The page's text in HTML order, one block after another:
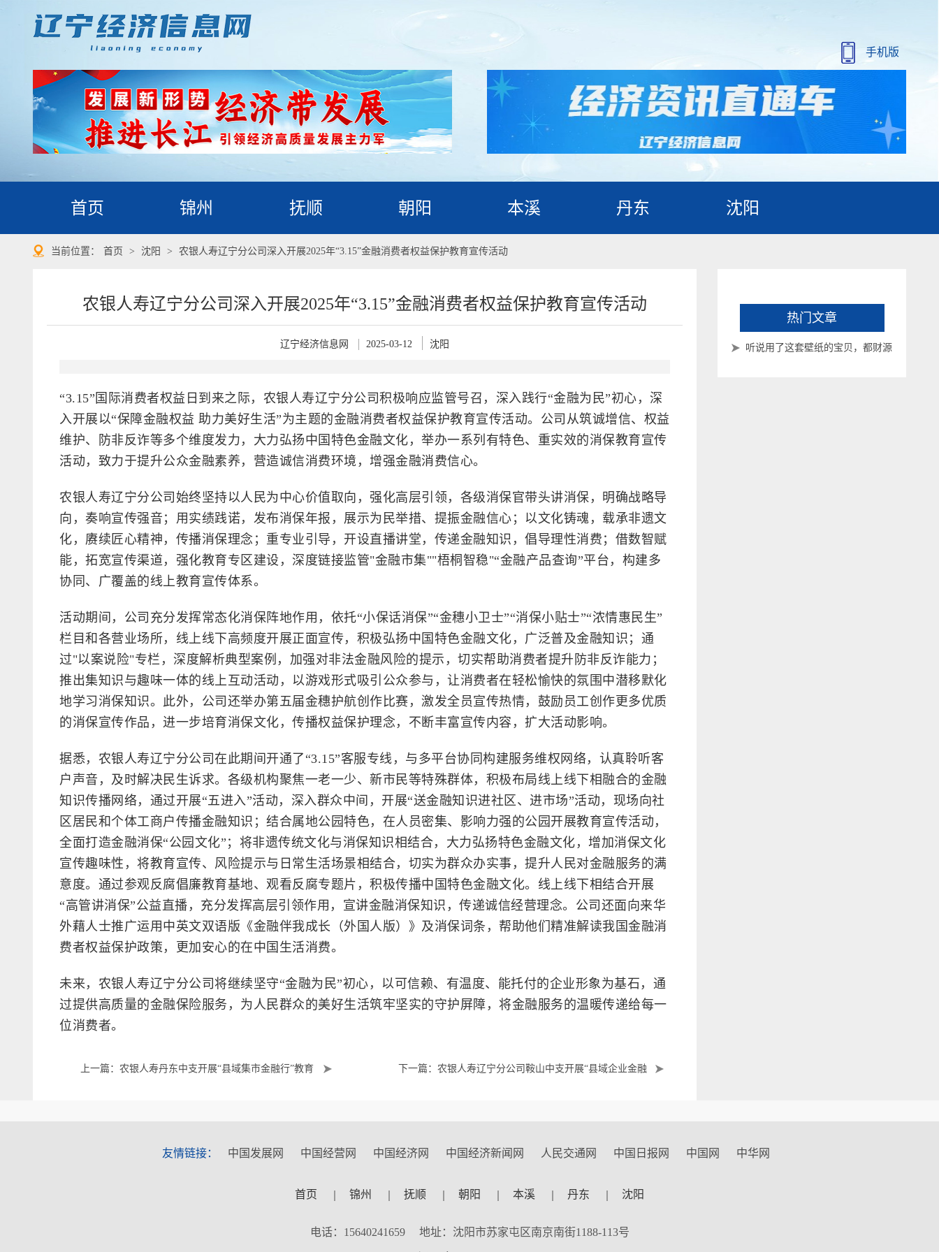
手机版
首页 锦州 抚顺 朝阳 本溪 丹东 沈阳
当前位置： 首页 > 沈阳 > 农银人寿辽宁分公司深入开展2025年“3.15”金融消费者权益保护教育宣传活动
农银人寿辽宁分公司深入开展2025年“3.15”金融消费者权益保护教育宣传活动
辽宁经济信息网 2025-03-12 沈阳
“3.15”国际消费者权益日到来之际，农银人寿辽宁分公司积极响应监管号召，深入践行“金融为民”初心，深
入开展以“保障金融权益 助力美好生活”为主题的金融消费者权益保护教育宣传活动。公司从筑诚增信、权益
维护、防非反诈等多个维度发力，大力弘扬中国特色金融文化，举办一系列有特色、重实效的消保教育宣传
活动，致力于提升公众金融素养，营造诚信消费环境，增强金融消费信心。
农银人寿辽宁分公司始终坚持以人民为中心价值取向，强化高层引领，各级消保官带头讲消保，明确战略导
向，奏响宣传强音；用实绩践诺，发布消保年报，展示为民举措、提振金融信心；以文化铸魂，载承非遗文
化，赓续匠心精神，传播消保理念；重专业引导，开设直播讲堂，传递金融知识，倡导理性消费；借数智赋
能，拓宽宣传渠道，强化教育专区建设，深度链接监管"金融市集""梧桐智稳"“金融产品查询”平台，构建多
协同、广覆盖的线上教育宣传体系。
活动期间，公司充分发挥常态化消保阵地作用，依托“小保话消保”“金穗小卫士”“消保小贴士”“浓情惠民生”
栏目和各营业场所，线上线下高频度开展正面宣传，积极弘扬中国特色金融文化，广泛普及金融知识；通
过"以案说险"专栏，深度解析典型案例，加强对非法金融风险的提示，切实帮助消费者提升防非反诈能力；
推出集知识与趣味一体的线上互动活动，以游戏形式吸引公众参与，让消费者在轻松愉快的氛围中潜移默化
地学习消保知识。此外，公司还举办第五届金穗护航创作比赛，激发全员宣传热情，鼓励员工创作更多优质
的消保宣传作品，进一步培育消保文化，传播权益保护理念，不断丰富宣传内容，扩大活动影响。
据悉，农银人寿辽宁分公司在此期间开通了“3.15”客服专线，与多平台协同构建服务维权网络，认真聆听客
户声音，及时解决民生诉求。各级机构聚焦一老一少、新市民等特殊群体，积极布局线上线下相融合的金融
知识传播网络，通过开展“五进入”活动，深入群众中间，开展“送金融知识进社区、进市场”活动，现场向社
区居民和个体工商户传播金融知识；结合属地公园特色，在人员密集、影响力强的公园开展教育宣传活动，
全面打造金融消保“公园文化”；将非遗传统文化与消保知识相结合，大力弘扬特色金融文化，增加消保文化
宣传趣味性，将教育宣传、风险提示与日常生活场景相结合，切实为群众办实事，提升人民对金融服务的满
意度。通过参观反腐倡廉教育基地、观看反腐专题片，积极传播中国特色金融文化。线上线下相结合开展
“高管讲消保”公益直播，充分发挥高层引领作用，宣讲金融消保知识，传递诚信经营理念。公司还面向来华
外藉人士推广运用中英文双语版《金融伴我成长（外国人版）》及消保词条，帮助他们精准解读我国金融消
费者权益保护政策，更加安心的在中国生活消费。
未来，农银人寿辽宁分公司将继续坚守“金融为民”初心，以可信赖、有温度、能托付的企业形象为基石，通
过提供高质量的金融保险服务，为人民群众的美好生活筑牢坚实的守护屏障，将金融服务的温暖传递给每一
位消费者。
上一篇：农银人寿丹东中支开展“县域集市金融行”教育 下一篇：农银人寿辽宁分公司鞍山中支开展“县域企业金融
热门文章
听说用了这套壁纸的宝贝，都财源
友情链接： 中国发展网 中国经营网 中国经济网 中国经济新闻网 人民交通网 中国日报网 中国网 中华网
首页 锦州 抚顺 朝阳 本溪 丹东 沈阳
电话：15640241659 地址：沈阳市苏家屯区南京南街1188-113号